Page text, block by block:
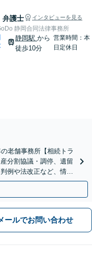
弁護士 インタビューを見る
弁護士法人GoDo 静岡合同法律事務所
静岡駅 から
徒歩10分
営業時間：本
日定休日
老舗事務所【相続トラ
分割協議・調停、遺留
例や法改正など、情報
ールでお問い合わせ